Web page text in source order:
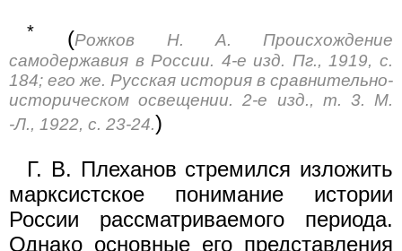
* (Рожков Н. А. Происхождение
самодержавия в России. 4-е изд. Пг., 1919, с.
184; его же. Русская история в сравнительно-
историческом освещении. 2-е изд., т. 3. М.
-Л., 1922, с. 23-24.)
Г. В. Плеханов стремился изложить
марксистское понимание истории
России рассматриваемого периода.
Однако основные его представления